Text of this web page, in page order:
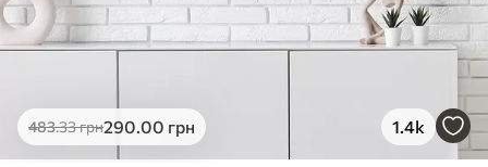
483.33грн290.00 грн 1.4k